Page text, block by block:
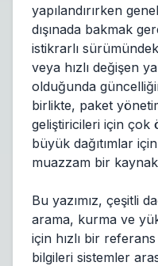
yapılandırırken
dışınada bakmak
istikrarlı
veya hızlı değişen
olduğunda
birlikte, paket
geliştiricileri için çok
büyük dağıtımlar
muazzam bir
Bu yazımız, çeşitli
arama, kurma ve
için hızlı bir
bilgileri sistemler